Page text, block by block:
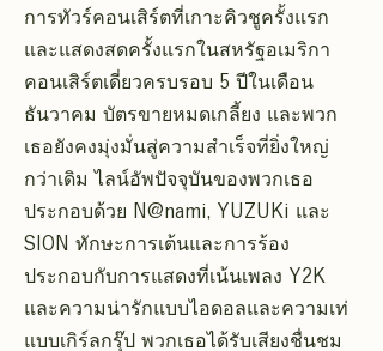
การทัวร์คอนเสิร์ตที่เกาะคิวชูครั้งแรก
และแสดงสดครั้งแรกในสหรัฐอเมริกา
คอนเสิร์ตเดี่ยวครบรอบ 5 ปีในเดือน
ธันวาคม บัตรขายหมดเกลี้ยง และพวก
เธอยังคงมุ่งมั่นสู่ความสำเร็จที่ยิ่งใหญ่
กว่าเดิม ไลน์อัพปัจจุบันของพวกเธอ
ประกอบด้วย N@nami, YUZUKi และ
SION ทักษะการเต้นและการร้อง
ประกอบกับการแสดงที่เน้นเพลง Y2K
และความน่ารักแบบไอดอลและความเท่
แบบเกิร์ลกรุ๊ป พวกเธอได้รับเสียงชื่นชม